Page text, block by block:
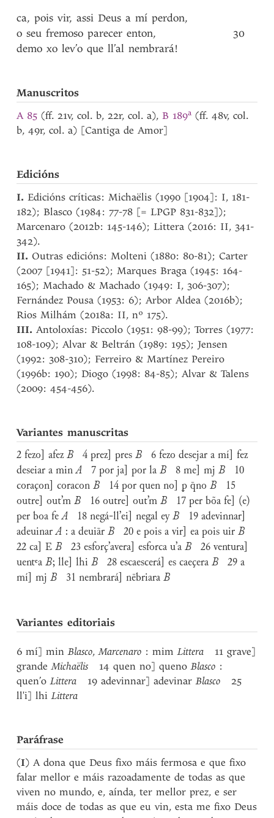
ca, pois vir, assi Deus a mí perdon,
o seu fremoso parecer enton,
demo xo lev’o que ll’al nembrará!
30
Manuscritos
A 85 (ff. 21v, col. b, 22r, col. a),B 189a (ff. 48v, col.
b, 49r, col. a) [Cantiga de Amor]
Edicións
I. Edicións críticas: Michaëlis (1990 [1904]: I, 181-
182); Blasco (1984: 77-78 [= LPGP 831-832]);
Marcenaro (2012b: 145-146); Littera (2016: II, 341-
342).
II. Outras edicións: Molteni (1880: 80-81); Carter
(2007 [1941]: 51-52); Marques Braga (1945: 164-
165); Machado & Machado (1949: I, 306-307);
Fernández Pousa (1953: 6); Arbor Aldea (2016b);
Rios Milhám (2018a: II, nº 175).
III. Antoloxías: Piccolo (1951: 98-99); Torres (1977:
108-109); Alvar & Beltrán (1989: 195); Jensen
(1992: 308-310); Ferreiro & Martínez Pereiro
(1996b: 190); Diogo (1998: 84-85); Alvar & Talens
(2009: 454-456).
Variantes manuscritas
2 fezo] afezB 4 prez] presB 6 fezo desejar a mí] fez
deseiar a minA 7 por ja] por laB 8 me] mjB
10
coraçon] coraconB 14 por quen no] ꝑ q̄noB 15
outre] out’mB 16 outre] out’mB 17 per bõa fe] (e)
per boa feA 18 negá-ll’ei] negal eyB 19 adevinnar]
adeuinarA : a deuiārB 20 e pois a vir] ea pois uirB
22 ca] EB 23 esforç’avera] esforca u’aB 26 ventura]
uentᵉaB; lle] lhiB 28 escaescerá] es caeçeraB 29 a
mí] mj B 31 nembrará] nēbriaraB
Variantes editoriais
6 mí] minBlasco,Marcenaro : mimLittera 11 grave]
grandeMichaëlis 14 quen no] quenoBlasco :
quen’oLittera 19 adevinnar] adevinarBlasco
25
ll'i] lhiLittera
Paráfrase
(I) A dona que Deus fixo máis fermosa e que fixo
falar mellor e máis razoadamente de todas as que
viven no mundo, e, aínda, ter mellor prez, e ser
máis doce de todas as que eu vin, esta me fixo Deus